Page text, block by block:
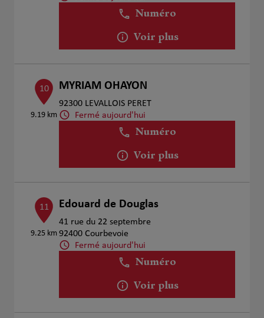
Numéro
Voir plus
10
9.19 km
MYRIAM OHAYON
92300 LEVALLOIS PERET
Fermé aujourd'hui
Numéro
Voir plus
11
9.25 km
Edouard de Douglas
41 rue du 22 septembre
92400 Courbevoie
Fermé aujourd'hui
Numéro
Voir plus